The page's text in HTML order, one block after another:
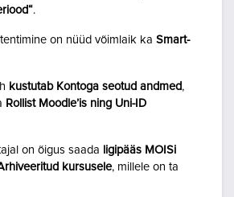
.
on nüüd võimlaik ka Smart-
kustutab Kontoga seotud andmed,
Rollist Moodle’is ning Uni-ID
on õigus saada ligipääs MOISi
kursusele, millele on ta